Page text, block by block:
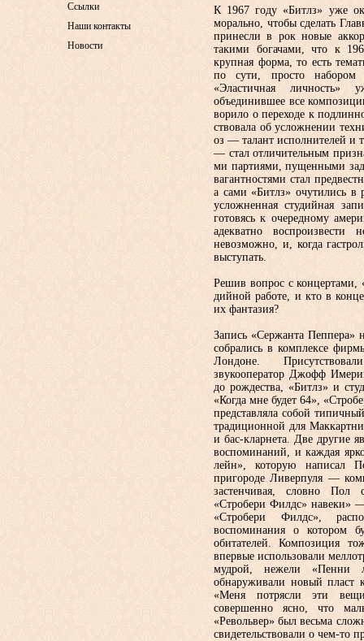
К 1967 году «Битлз» уже
морально, чтобы сделать
принесли в рок новые
такими бо­гачами, что к
крупная форма, то есть
по сути, про­сто
«Эластичная личность»
объединившее все
ворило о переходе к
ствовала об усложнении
оз — талант исполнителей и
— стал отличительным
ми партиями, пущенными
вагантностями стал
а сами «Битлз» очутились в
усложнен­ная студийная
готовясь к оче­редному
адекватно
невозможно, и, когда
выступать.
Решив вопрос с концертами,
дийной работе, и кто в
их фантазия?
Запись «Сержанта Пеппера»
собрались в комплексе
Лон­доне.
звукоопе­ратор Джофф
до рожде­ства, «Битлз» и
«Когда мне будет 64»,
представляла со­бой
традиционной для
и бас-кларнета. Две другие
воспоминаний, и каж­дая
лейн», которую написал
пригороде Ливерпуля —
застенчивая, словно Пол
«Стробери Филдс» навеки»
«Стробери Филдс»,
воспоминания о котором
обитателей. Композиция
впервые использовали
мудрой, нежели
обнаруживали новый пласт
«Меня потрясли эти
совершенно ясно, что
«Револьвер» был весьма
свидетельствовали о чем-то
Ссылки
Наши контакты
Новости